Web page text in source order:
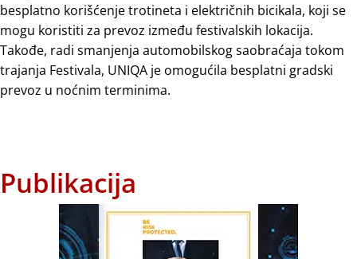
besplatno korišćenje trotineta i električnih bicikala, koji se
mogu koristiti za prevoz između festivalskih lokacija.
Takođe, radi smanjenja automobilskog saobraćaja tokom
trajanja Festivala, UNIQA je omogućila besplatni gradski
prevoz u noćnim terminima.
Publikacija